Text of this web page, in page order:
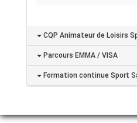
CQP Animateur de Loisirs
Parcours EMMA / VISA
Formation continue Sport